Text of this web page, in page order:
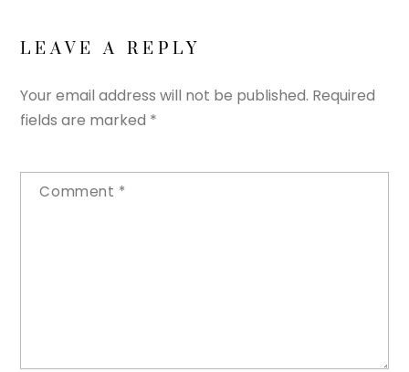
LEAVE A REPLY
Your email address will not be published. Required
fields are marked *
Comment *